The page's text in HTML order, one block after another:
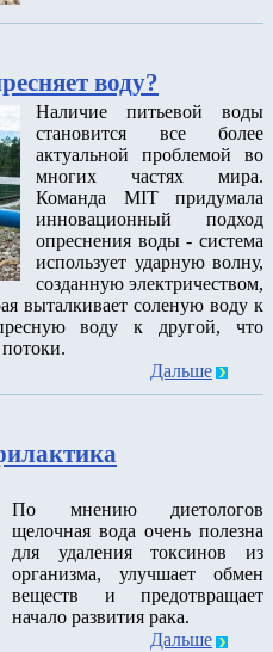
воду?
Наличие питьевой воды
становится все более
актуальной проблемой во
многих частях мира.
Команда MIT придумала
инновационный подход
опреснения воды - система
использует ударную волну,
созданную электричеством,
выталкивает соленую воду к
воду к другой, что
потоки.
Дальше
По мнению диетологов
щелочная вода очень полезна
для удаления токсинов из
организма, улучшает обмен
веществ и предотвращает
начало развития рака.
Дальше